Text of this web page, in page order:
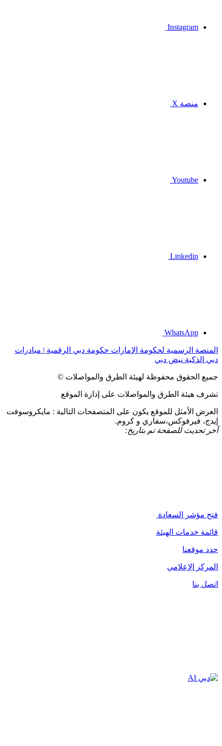
Instagram
منصة X
Youtube
Linkedin
WhatsApp
المنصة الرسمية لحكومة الإمارات حكومة دبي الرقمية | مبادرات
دبي الذكية نبض دبي
جميع الحقوق محفوظة لهيئة الطرق والمواصلات ©
تشرف هيئة الطرق والمواصلات على إدارة الموقع
العرض الأمثل للموقع يكون على المتصفحات التالية : مايكروسوفت
إيدج، فيرفوكس،سفاري و كروم.
آخر تحديث للصفحة تم بتاريخ:
فتح مؤشر السعادة
قائمة خدمات الهيئة
حدد موقعنا
المركز الإعلامي
اتصل بنا